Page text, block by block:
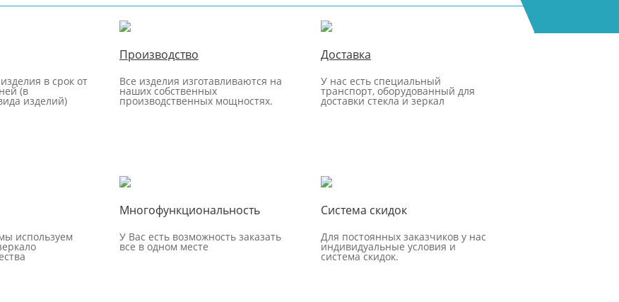
в срок от
(в
изделий)
Производство
Все изделия изготавливаются на
наших собственных
производственных мощностях.
Доставка
У нас есть специальный
транспорт, оборудованный для
доставки стекла и зеркал
используем
Многофункциональность
У Вас есть возможность заказать
все в одном месте
Система скидок
Для постоянных заказчиков у нас
индивидуальные условия и
система скидок.